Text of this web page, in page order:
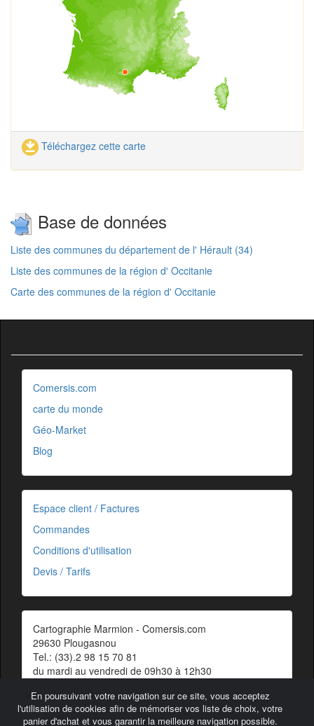
Téléchargez cette carte
Base de données
Liste des communes du département de l' Hérault (34)
Liste des communes de la région d' Occitanie
Carte des communes de la région d' Occitanie
En poursuivant votre navigation sur ce site, vous acceptez
l'utilisation de cookies afin de mémoriser vos liste de choix, votre
panier d'achat et vous garantir la meilleure navigation possible.
Comersis.com
carte du monde
Géo-Market
Blog
Espace client / Factures
Commandes
Conditions d'utilisation
Devis / Tarifs
Cartographie Marmion - Comersis.com
29630 Plougasnou
Tel.: (33).2 98 15 70 81
du mardi au vendredi de 09h30 à 12h30
Contact